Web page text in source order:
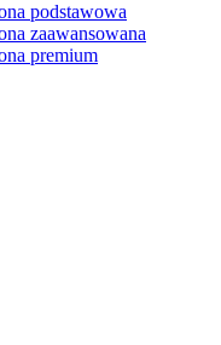
podstawowa
zaawansowana
premium